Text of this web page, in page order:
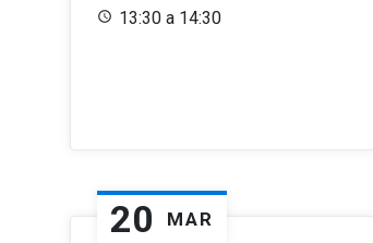
13:30 a 14:30
20 MAR